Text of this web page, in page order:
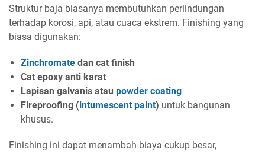
Struktur baja biasanya membutuhkan perlindungan
terhadap korosi, api, atau cuaca ekstrem. Finishing yang
biasa digunakan:
Zinchromate dan cat finish
Cat epoxy anti karat
Lapisan galvanis atau powder coating
Fireproofing (intumescent paint) untuk bangunan
khusus.
Finishing ini dapat menambah biaya cukup besar,